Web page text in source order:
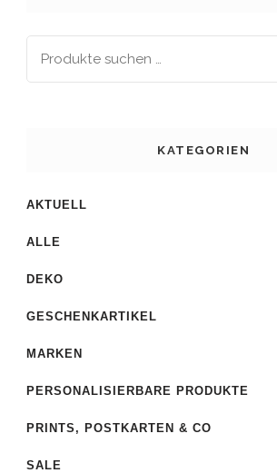
KATEGORIEN
AKTUELL
ALLE
DEKO
GESCHENKARTIKEL
MARKEN
PERSONALISIERBARE PRODUKTE
PRINTS, POSTKARTEN & CO
SALE